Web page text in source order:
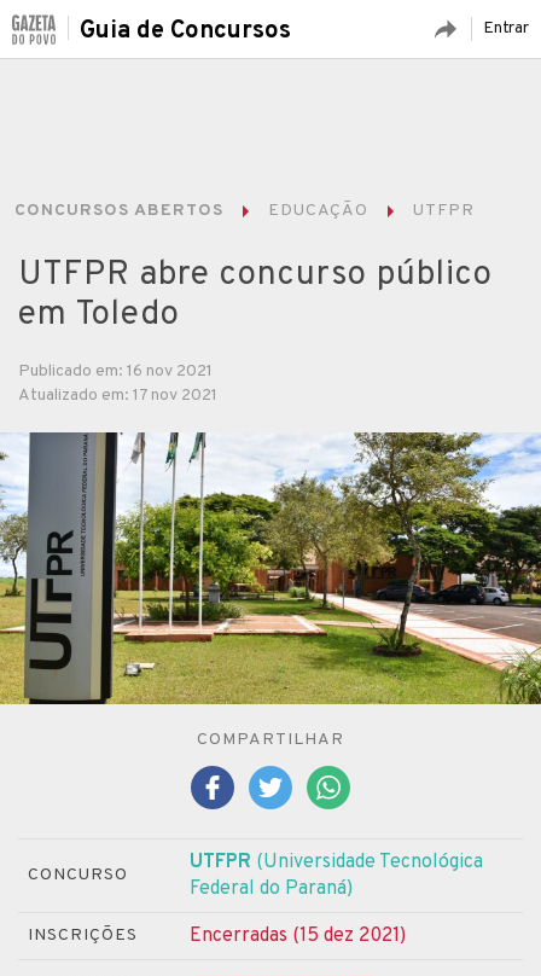
Entrar
Guia de Concursos
CONCURSOS ABERTOS EDUCAÇÃO UTFPR
UTFPR abre concurso público
em Toledo
Publicado em: 16 nov 2021
Atualizado em: 17 nov 2021
COMPARTILHAR
CONCURSO
UTFPR (Universidade Tecnológica
Federal do Paraná)
INSCRIÇÕES Encerradas (15 dez 2021)